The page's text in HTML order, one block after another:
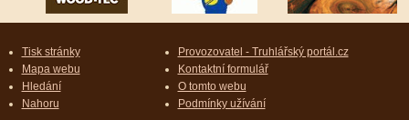
Tisk stránky
Mapa webu
Hledání
Nahoru
Provozovatel - Truhlářský portál.cz
Kontaktní formulář
O tomto webu
Podmínky užívání